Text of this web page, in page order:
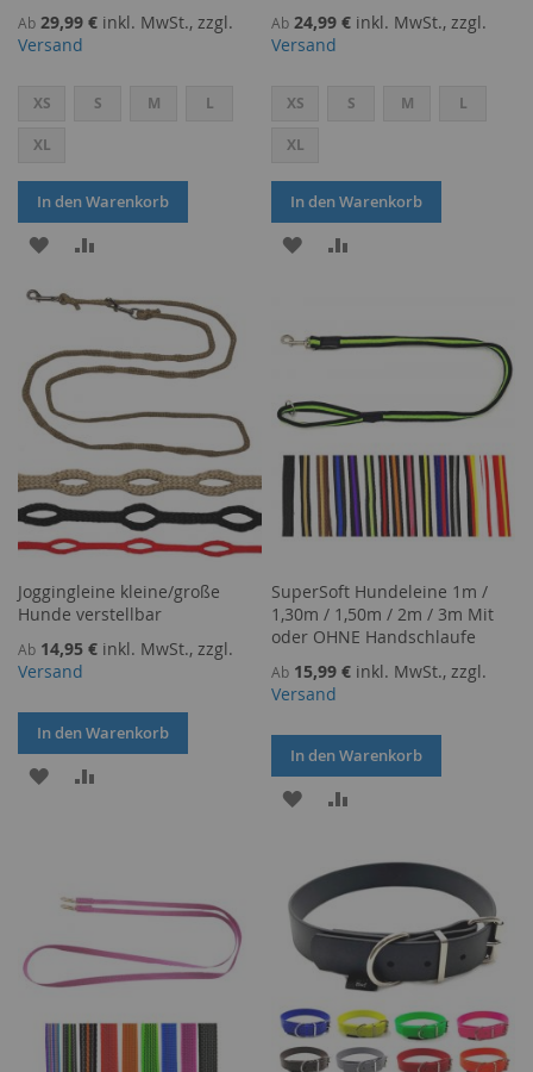
Ab 29,99 € inkl. MwSt., zzgl.
Versand
XS S M L
XL
In den Warenkorb
ZUR
HINZUFÜGEN
HINZUFÜGEN
Ab 24,99 € inkl. MwSt., zzgl.
Versand
XS S M L
XL
In den Warenkorb
ZUR
Joggingleine kleine/große
Hunde verstellbar
Ab 14,95 € inkl. MwSt., zzgl.
Versand
In den Warenkorb
ZUR
SuperSoft Hundeleine 1m /
1,30m / 1,50m / 2m / 3m Mit
oder OHNE Handschlaufe
Ab 15,99 € inkl. MwSt., zzgl.
Versand
In den Warenkorb
ZUR
HINZUFÜGENHINZUFÜGEN